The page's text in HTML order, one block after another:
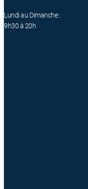
Lundi au Dimanche :
9h30 à 20h